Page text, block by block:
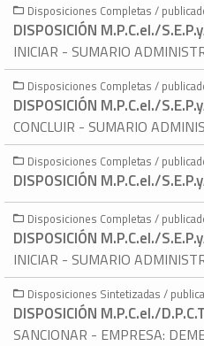
Disposiciones Completas /
DISPOSICIÓN M.P.C.eI./
INICIAR - SUMARIO
Disposiciones Completas /
DISPOSICIÓN M.P.C.eI./
CONCLUIR - SUMARIO
Disposiciones Completas /
DISPOSICIÓN M.P.C.eI./
Disposiciones Completas /
DISPOSICIÓN M.P.C.eI./
INICIAR - SUMARIO
Disposiciones Sintetizadas /
DISPOSICIÓN M.P.C.eI./
SANCIONAR - EMPRESA: